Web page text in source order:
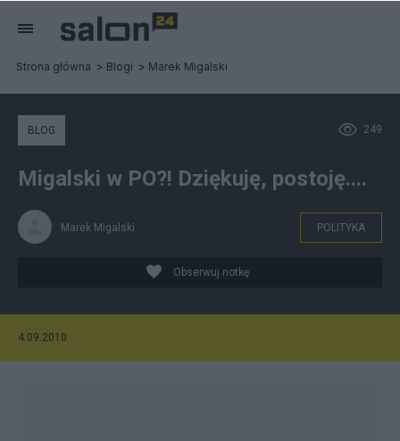
Strona główna Blogi Marek Migalski
249
BLOG
Migalski w PO?! Dziękuję, postoję....
Marek Migalski POLITYKA
Obserwuj notkę
4.09.2010